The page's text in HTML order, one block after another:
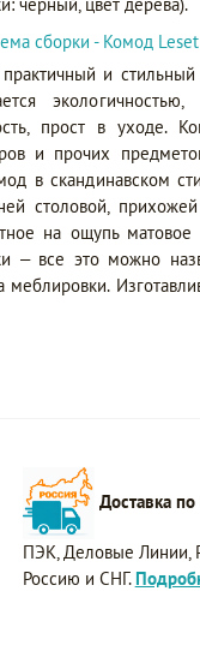
сборки - Комод
и стильный
прост в уходе.
и прочих
в скандинавском
столовой,
на ощупь матовое
– все это можно
меблировки.
Доставка
ПЭК, Деловые Линии,
Россию и СНГ.